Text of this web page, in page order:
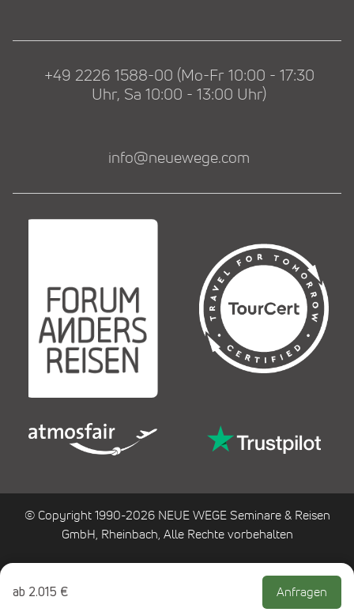
ab 2.015 € Anfragen
+49 2226 1588-00 (Mo-Fr 10:00 - 17:30
Uhr, Sa 10:00 - 13:00 Uhr)
info@neuewege.com
© Copyright 1990-2026 NEUE WEGE Seminare & Reisen
GmbH, Rheinbach, Alle Rechte vorbehalten